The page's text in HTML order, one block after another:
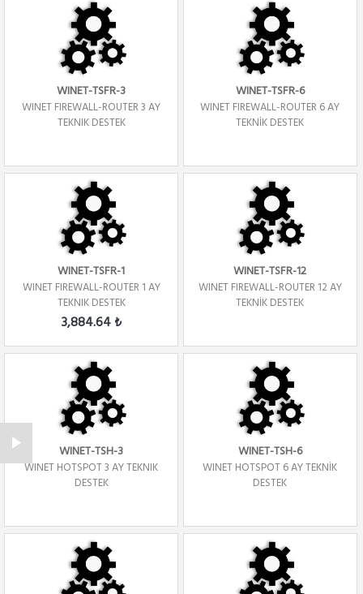
WINET-TSFR-3
WINET FIREWALL-ROUTER 3 AY
TEKNIK DESTEK
WINET-TSFR-6
WINET FIREWALL-ROUTER 6 AY
TEKNİK DESTEK
WINET-TSFR-1
WINET FIREWALL-ROUTER 1 AY
TEKNIK DESTEK
3,884.64 ₺
WINET-TSFR-12
WINET FIREWALL-ROUTER 12 AY
TEKNİK DESTEK
WINET-TSH-3
WINET HOTSPOT 3 AY TEKNIK
DESTEK
WINET-TSH-6
WINET HOTSPOT 6 AY TEKNİK
DESTEK